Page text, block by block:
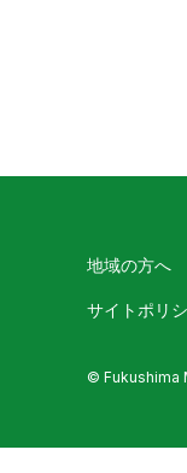
地域の方へ
サイトポリ
© Fukushima